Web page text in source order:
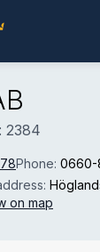
2384
Phone: 0660-
on map